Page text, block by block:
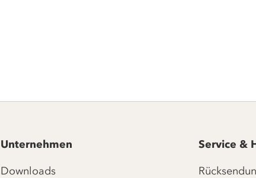
Unternehmen
Downloads
Service &